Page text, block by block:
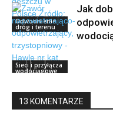
Odwodnienie
dróg i terenu
Sieci i przyłącza
wodociągowe
Jak
13 KOMENTARZE